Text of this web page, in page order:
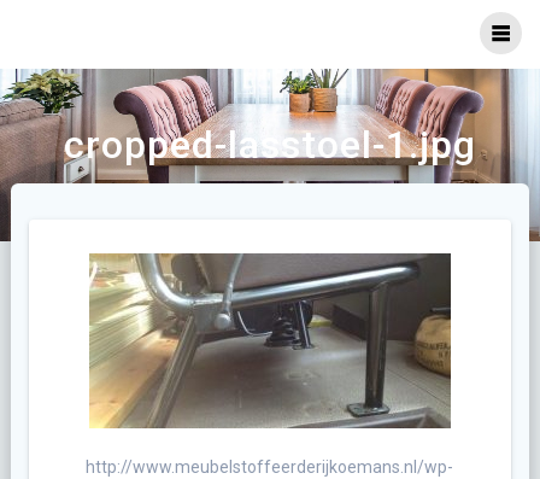
cropped-lasstoel-1.jpg
http://www.meubelstoffeerderijkoemans.nl/wp-